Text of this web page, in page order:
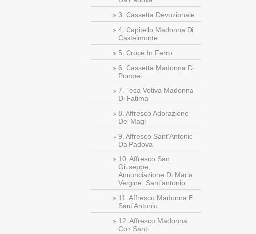
3. Cassetta Devozionale
4. Capitello Madonna Di
Castelmonte
5. Croce In Ferro
6. Cassetta Madonna Di
Pompei
7. Teca Votiva Madonna
Di Fatima
8. Affresco Adorazione
Dei Magi
9. Affresco Sant’Antonio
Da Padova
10. Affresco San
Giuseppe,
Annunciazione Di Maria
Vergine, Sant’antonio
11. Affresco Madonna E
Sant’Antonio
12. Affresco Madonna
Con Santi